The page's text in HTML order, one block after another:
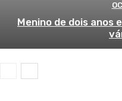
Menino de dois anos